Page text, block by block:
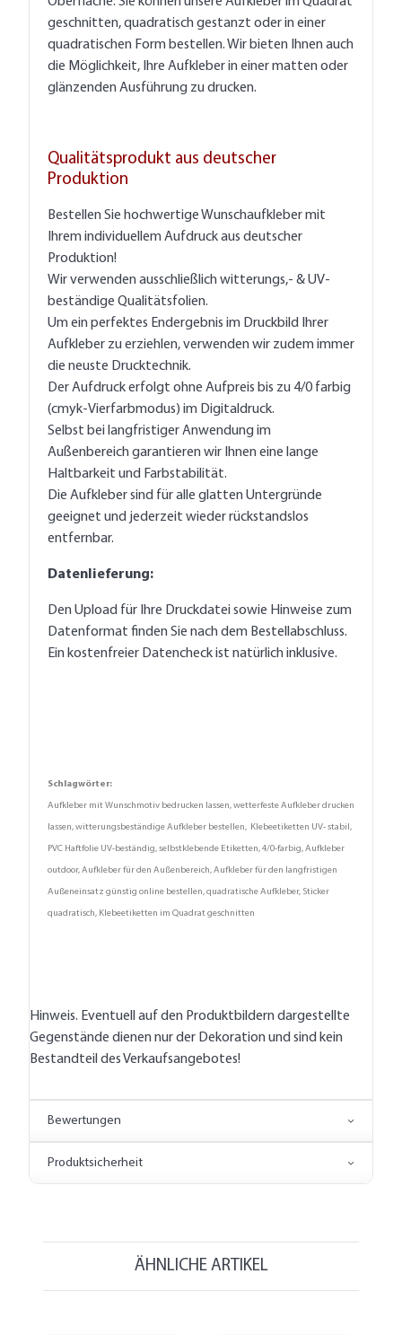
geschnitten, quadratisch gestanzt oder in einer
quadratischen Form bestellen. Wir bieten Ihnen auch
die Möglichkeit, Ihre Aufkleber in einer matten oder
glänzenden Ausführung zu drucken.
Qualitätsprodukt aus deutscher
Produktion
Bestellen Sie hochwertige Wunschaufkleber mit
Ihrem individuellem Aufdruck aus deutscher
Produktion!
Wir verwenden ausschließlich witterungs,- & UV-
beständige Qualitätsfolien.
Um ein perfektes Endergebnis im Druckbild Ihrer
Aufkleber zu erziehlen, verwenden wir zudem immer
die neuste Drucktechnik.
Der Aufdruck erfolgt ohne Aufpreis bis zu 4/0 farbig
(cmyk-Vierfarbmodus) im Digitaldruck.
Selbst bei langfristiger Anwendung im
Außenbereich garantieren wir Ihnen eine lange
Haltbarkeit und Farbstabilität.
Die Aufkleber sind für alle glatten Untergründe
geeignet und jederzeit wieder rückstandslos
entfernbar.
Datenlieferung:
Den Upload für Ihre Druckdatei sowie Hinweise zum
Datenformat finden Sie nach dem Bestellabschluss.
Ein kostenfreier Datencheck ist natürlich inklusive.
Schlagwörter:
Aufkleber mit Wunschmotiv bedrucken lassen, wetterfeste Aufkleber drucken
lassen, witterungsbeständige Aufkleber bestellen, Klebeetiketten UV- stabil,
PVC Haftfolie UV-beständig, selbstklebende Etiketten, 4/0-farbig, Aufkleber
outdoor, Aufkleber für den Außenbereich, Aufkleber für den langfristigen
Außeneinsatz günstig online bestellen, quadratische Aufkleber, Sticker
quadratisch, Klebeetiketten im Quadrat geschnitten
Hinweis. Eventuell auf den Produktbildern dargestellte
Gegenstände dienen nur der Dekoration und sind kein
Bestandteil des Verkaufsangebotes!
Bewertungen
Produktsicherheit
ÄHNLICHE ARTIKEL